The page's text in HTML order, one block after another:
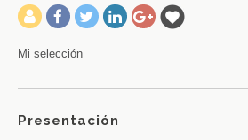
-
Mi selección
Presentación